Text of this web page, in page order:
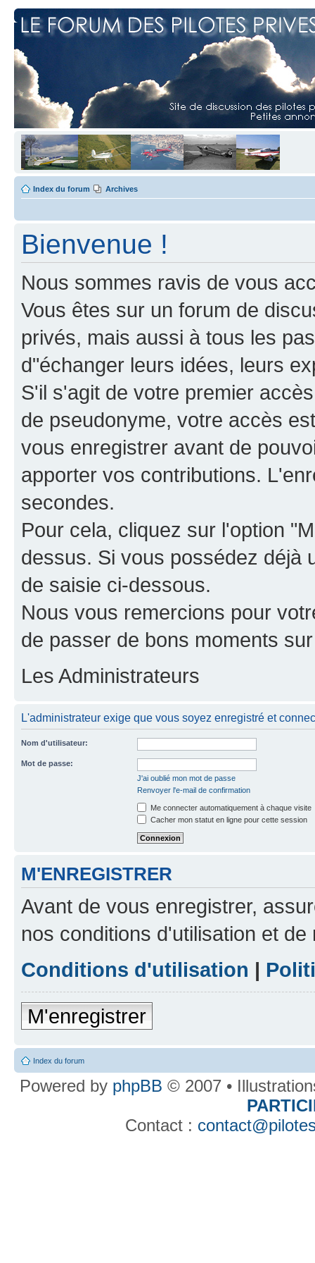
Index du forum Archives
Bienvenue !
Nous sommes ravis de vous
Vous êtes sur un forum de
privés, mais aussi à tous les
d"échanger leurs idées, leurs
S'il s'agit de votre premier
de pseudonyme, votre accès
vous enregistrer avant de
apporter vos contributions.
secondes.
Pour cela, cliquez sur l'option
dessus. Si vous possédez déjà
de saisie ci-dessous.
Nous vous remercions pour
de passer de bons moments
Les Administrateurs
L'administrateur exige que vous soyez enregistré et
Nom d'utilisateur:
Mot de passe:
J'ai oublié mon mot de passe
Renvoyer l'e-mail de confirmation
Me connecter automatiquement à chaque visite
Cacher mon statut en ligne pour cette session
M'ENREGISTRER
Avant de vous enregistrer,
nos conditions d'utilisation et
Conditions d'utilisation |
M'enregistrer
Index du forum
Powered by phpBB © 2007 •
Contact :